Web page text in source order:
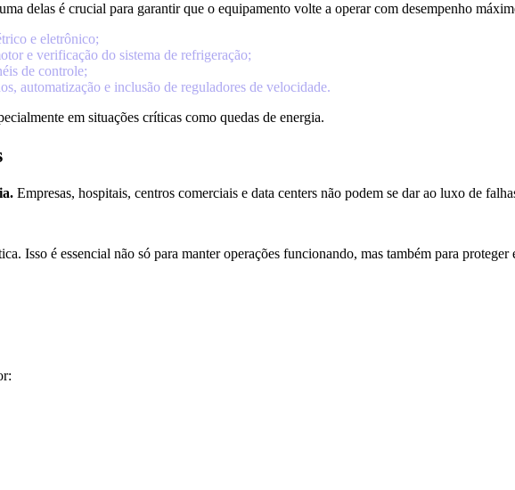
delas é crucial para garantir que o equipamento volte a operar com desempenho
e eletrônico;
e verificação do sistema de refrigeração;
de controle;
automatização e inclusão de reguladores de velocidade.
em situações críticas como quedas de energia.
Empresas, hospitais, centros comerciais e data centers não podem se dar ao luxo de
Isso é essencial não só para manter operações funcionando, mas também para